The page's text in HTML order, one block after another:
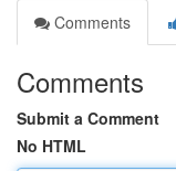
Comments
Comments
Submit a Comment
No HTML